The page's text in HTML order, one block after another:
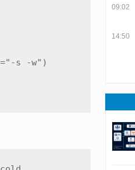
s -w")
09:02
14:50